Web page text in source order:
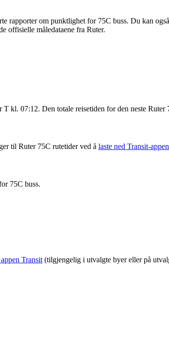
rapporter om punktlighet for 75C buss. Du kan
offisielle måledataene fra Ruter.
kl. 07:12. Den totale reisetiden for den neste Ruter
til Ruter 75C rutetider ved å laste ned Transit-appen
75C buss.
Transit (tilgjengelig i utvalgte byer eller på